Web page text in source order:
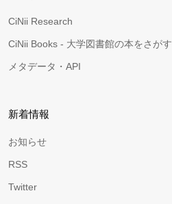
CiNii Research
CiNii Books - 大学図書館の本をさがす
メタデータ・API
新着情報
お知らせ
RSS
Twitter